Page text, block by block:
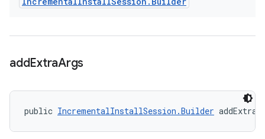
addExtraArgs
public IncrementalInstallSession.Builder